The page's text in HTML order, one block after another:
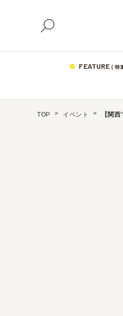
FEATURE ( 特
TOP イベント 【関